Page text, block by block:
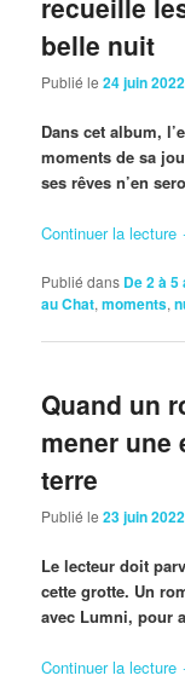
belle nuit
Publié le24 juin 2022
Dans cet album,
moments de sa
ses rêves n’en
Continuer la lecture
Publié dans De 2 à 5
au Chat,moments,
Quand un
mener une
terre
Publié le23 juin 2022
Le lecteur doit
cette grotte. Un
avec Lumni, pour
Continuer la lecture